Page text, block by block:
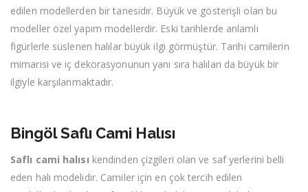
edilen modellerden bir tanesidir. Büyük ve gösterişli olan bu
modeller özel yapım modellerdir. Eski tarihlerde anlamlı
figürlerle süslenen halılar büyük ilgi görmüştür. Tarihi camilerin
mimarisi ve iç dekorasyonunun yanı sıra halıları da büyük bir
ilgiyle karşılanmaktadır.
Bingöl Saflı Cami Halısı
Saflı cami halısı kendinden çizgileri olan ve saf yerlerini belli
eden halı modelidir. Camiler için en çok tercih edilen